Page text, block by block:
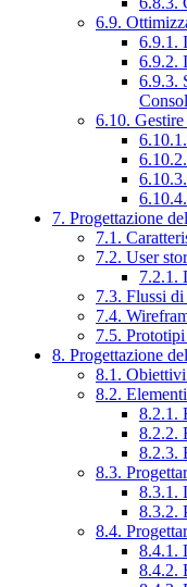
6.9.
6.9.1.
6.9.2.
6.9.3.
6.10.
7. Progettazione
7.1.
7.2. User
7.2.1.
7.3. Flussi
7.4.
7.5.
8. Progettazione
8.1. Obiettivi
8.2.
8.2.1.
8.2.2.
8.2.3.
8.3.
8.3.1.
8.3.2.
8.4.
8.4.1.
8.4.2.